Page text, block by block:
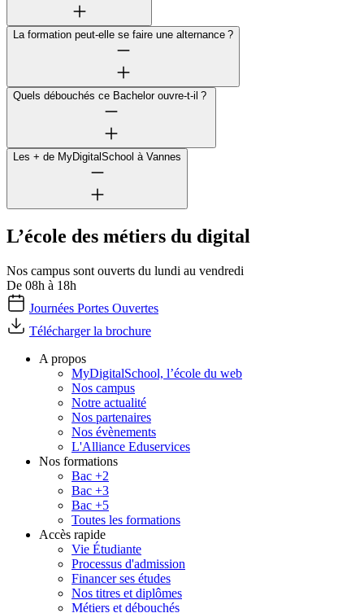
La formation peut-elle se faire une alternance ?
Quels débouchés ce Bachelor ouvre-t-il ?
Les + de MyDigitalSchool à Vannes
L’école des métiers du digital
Nos campus sont ouverts du lundi au vendredi
De 08h à 18h
Journées Portes Ouvertes
Télécharger la brochure
A propos
MyDigitalSchool, l’école du web
Nos campus
Notre actualité
Nos partenaires
Nos évènements
L'Alliance Eduservices
Nos formations
Bac +2
Bac +3
Bac +5
Toutes les formations
Accès rapide
Vie Étudiante
Processus d'admission
Financer ses études
Nos titres et diplômes
Métiers et débouchés